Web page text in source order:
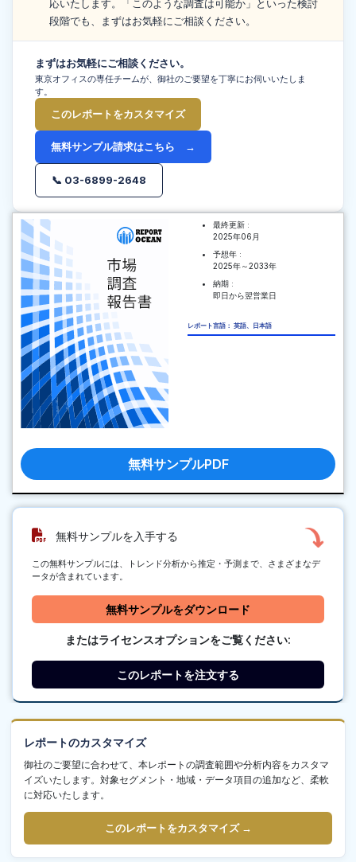
応いたします。「このような調査は可能か」といった検討
段階でも、まずはお気軽にご相談ください。
まずはお気軽にご相談ください。
東京オフィスの専任チームが、御社のご要望を丁寧にお伺いいたしま
す。
このレポートをカスタマイズ
無料サンプル請求はこちら →
📞 03-6899-2648
最終更新 :
2025年06月
予想年 :
2025年～2033年
納期 :
即日から翌営業日
レポート言語： 英語、日本語
無料サンプルPDF
無料サンプルを入手する
この無料サンプルには、トレンド分析から推定・予測まで、さまざまなデ
ータが含まれています。
無料サンプルをダウンロード
またはライセンスオプションをご覧ください:
このレポートを注文する
レポートのカスタマイズ
御社のご要望に合わせて、本レポートの調査範囲や分析内容をカスタマ
イズいたします。対象セグメント・地域・データ項目の追加など、柔軟
に対応いたします。
このレポートをカスタマイズ →